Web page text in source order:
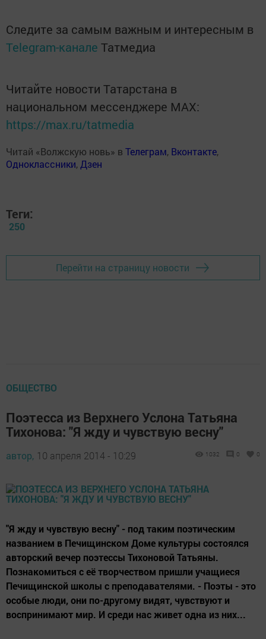
Следите за самым важным и интересным в
Telegram-канале Татмедиа
Читайте новости Татарстана в
национальном мессенджере MАХ:
https://max.ru/tatmedia
Читай «Волжскую новь» в Телеграм, Вконтакте,
Одноклассники, Дзен
Теги:
250
Перейти на страницу новости
ОБЩЕСТВО
Поэтесса из Верхнего Услона Татьяна
Тихонова: "Я жду и чувствую весну"
автор, 10 апреля 2014 - 10:29 1032 0 0
"Я жду и чувствую весну" - под таким поэтическим
названием в Печищинском Доме культуры состоялся
авторский вечер поэтессы Тихоновой Татьяны.
Познакомиться с её творчеством пришли учащиеся
Печищинской школы с преподавателями. - Поэты - это
особые люди, они по-другому видят, чувствуют и
воспринимают мир. И среди нас живет одна из них...